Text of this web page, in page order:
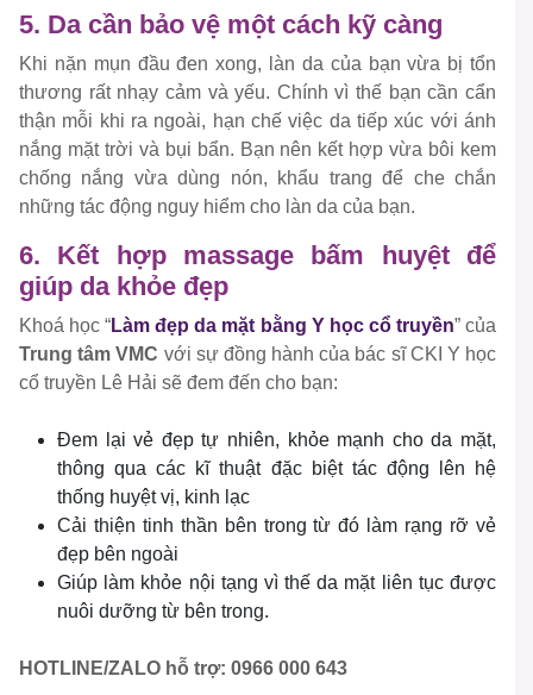
5. Da cần bảo vệ một cách kỹ càng
Khi nặn mụn đầu đen xong, làn da của bạn vừa bị tổn
thương rất nhạy cảm và yếu. Chính vì thế bạn cần cẩn
thận mỗi khi ra ngoài, hạn chế việc da tiếp xúc với ánh
nắng mặt trời và bụi bẩn. Bạn nên kết hợp vừa bôi kem
chống nắng vừa dùng nón, khẩu trang để che chắn
những tác động nguy hiểm cho làn da của bạn.
6. Kết hợp massage bấm huyệt để
giúp da khỏe đẹp
Khoá học “Làm đẹp da mặt bằng Y học cổ truyền” của
Trung tâm VMC với sự đồng hành của bác sĩ CKI Y học
cổ truyền Lê Hải sẽ đem đến cho bạn:
Đem lại vẻ đẹp tự nhiên, khỏe mạnh cho da mặt,
thông qua các kĩ thuật đặc biệt tác động lên hệ
thống huyệt vị, kinh lạc
Cải thiện tinh thần bên trong từ đó làm rạng rỡ vẻ
đẹp bên ngoài
Giúp làm khỏe nội tạng vì thế da mặt liên tục được
nuôi dưỡng từ bên trong.
HOTLINE/ZALO hỗ trợ: 0966 000 643